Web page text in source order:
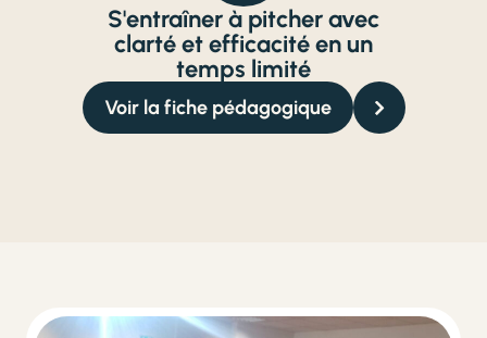
S'entraîner à pitcher avec
clarté et efficacité en un
temps limité
Voir la fiche pédagogique